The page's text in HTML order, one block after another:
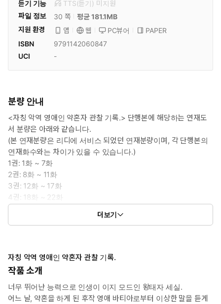
듣기 기능 TTS(듣기) 미 지원
파일 정보
30 쪽
평균 181.1MB
지원 환경
앱 웹 PC뷰어
PAPER
ISBN
9791142060847
UCI
-
분량 안내
<자칭 악역 영애인 약혼자 관찰 기록.> 단행본에 해당하는 연재도
서 분량은 아래와 같습니다.
(본 연재분량은 리디에 서비스 되었던 연재분량이며, 각 단행본의
연재화수와는 차이가 있을 수 있습니다.)
1권: 1화 ~ 7화
2권: 8화 ~ 11화
3권: 12화 ~ 17화
4권: 18화 ~ 22화
5권: 23화 ~ 28화
더보기
자칭 악역 영애인 약혼자 관찰 기록.
작품 소개
너무 뛰어난 능력으로 인생이 이지 모드인 왕태자 세실.
어느 날, 약혼을 하게 된 후작 영애 바티아로부터 이상한 말을 듣게